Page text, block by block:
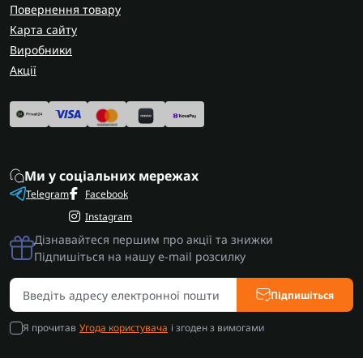
Повернення товару
Карта сайту
Виробники
Акції
Ми у соціальних мережах
Telegram
Facebook
Instagram
Дізнавайтеся першим про акції та знижки
Підпишіться на нашу e-mail розсилку
Підпишіться
Я прочитав Угода користувача і згоден з вимогами